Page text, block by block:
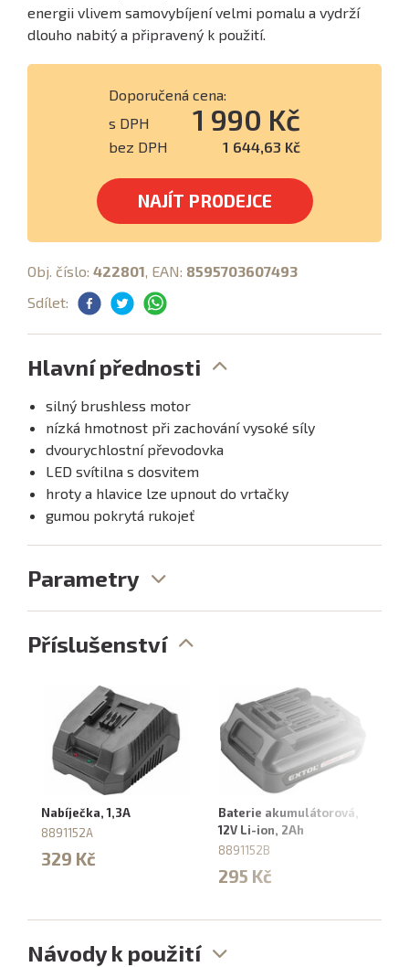
energii vlivem samovybíjení velmi pomalu a vydrží
dlouho nabitý a připravený k použití.
Doporučená cena:
s DPH
1 990 Kč
bez DPH 1 644,63 Kč
NAJÍT PRODEJCE
Obj. číslo: 422801, EAN: 8595703607493
Sdílet:
Hlavní přednosti
silný brushless motor
nízká hmotnost při zachování vysoké síly
dvourychlostní převodovka
LED svítilna s dosvitem
hroty a hlavice lze upnout do vrtačky
gumou pokrytá rukojeť
Parametry
Příslušenství
Nabíječka, 1,3A
8891152A
329 Kč
Baterie akumulátorová,
12V Li-ion, 2Ah
8891152B
295 Kč
Návody k použití